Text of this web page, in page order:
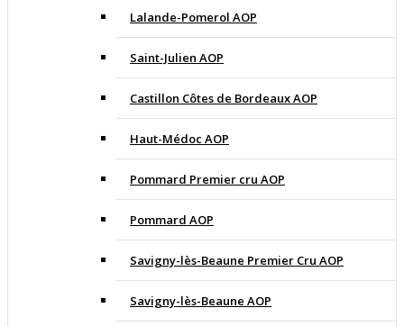
Lalande-Pomerol AOP
Saint-Julien AOP
Castillon Côtes de Bordeaux AOP
Haut-Médoc AOP
Pommard Premier cru AOP
Pommard AOP
Savigny-lès-Beaune Premier Cru AOP
Savigny-lès-Beaune AOP